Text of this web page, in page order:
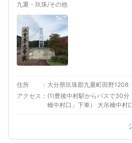
九重・玖珠/その他
住所
大分県玖珠郡九重町田野1208
アクセス
(1)豊後中村駅からバスで30分
橋中村口」下車）